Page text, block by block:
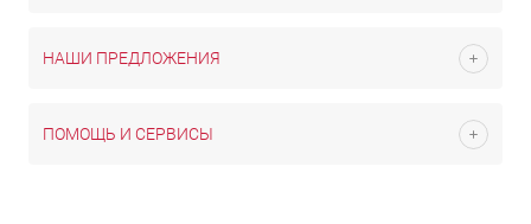
НАШИ ПРЕДЛОЖЕНИЯ
ПОМОЩЬ И СЕРВИСЫ